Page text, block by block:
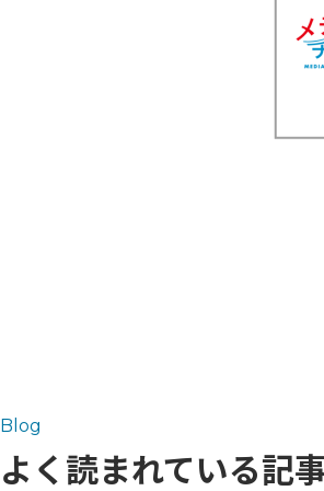
Blog
よく読まれている記